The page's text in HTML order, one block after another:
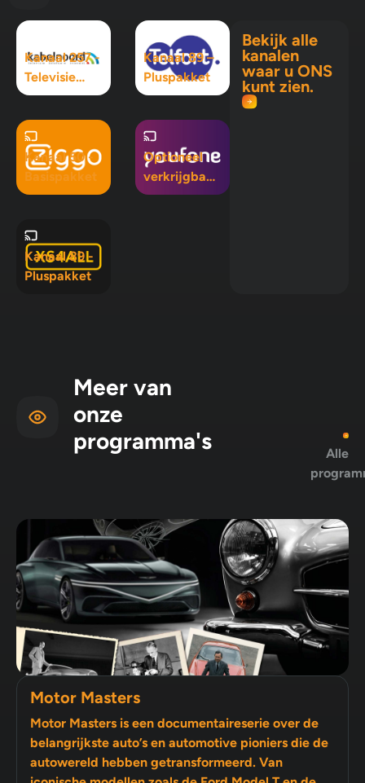
Kanaal 257 -
Televisie
Maximaal
Kanaal 89 –
Pluspakket
Kanaal 50 -
Basispakket
Optioneel
verkrijgbaar
in Mix 5, Mix
Kanaal 89 -
Pluspakket
Bekijk alle
kanalen
waar u ONS
kunt zien.
Meer van
onze
programma's
Alle
Motor Masters
Motor Masters is een documentaireserie over de
belangrijkste auto’s en automotive pioniers die de
autowereld hebben getransformeerd. Van